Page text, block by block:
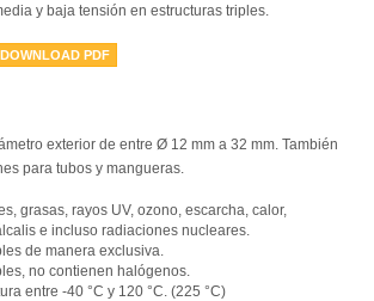
y baja tensión en estructuras triples.
DOWNLOAD PDF
exterior de entre Ø 12 mm a 32 mm. También
para tubos y mangueras.
grasas, rayos UV, ozono, escarcha, calor,
e incluso radiaciones nucleares.
de manera exclusiva.
no contienen halógenos.
entre -40 °C y 120 °C. (225 °C)